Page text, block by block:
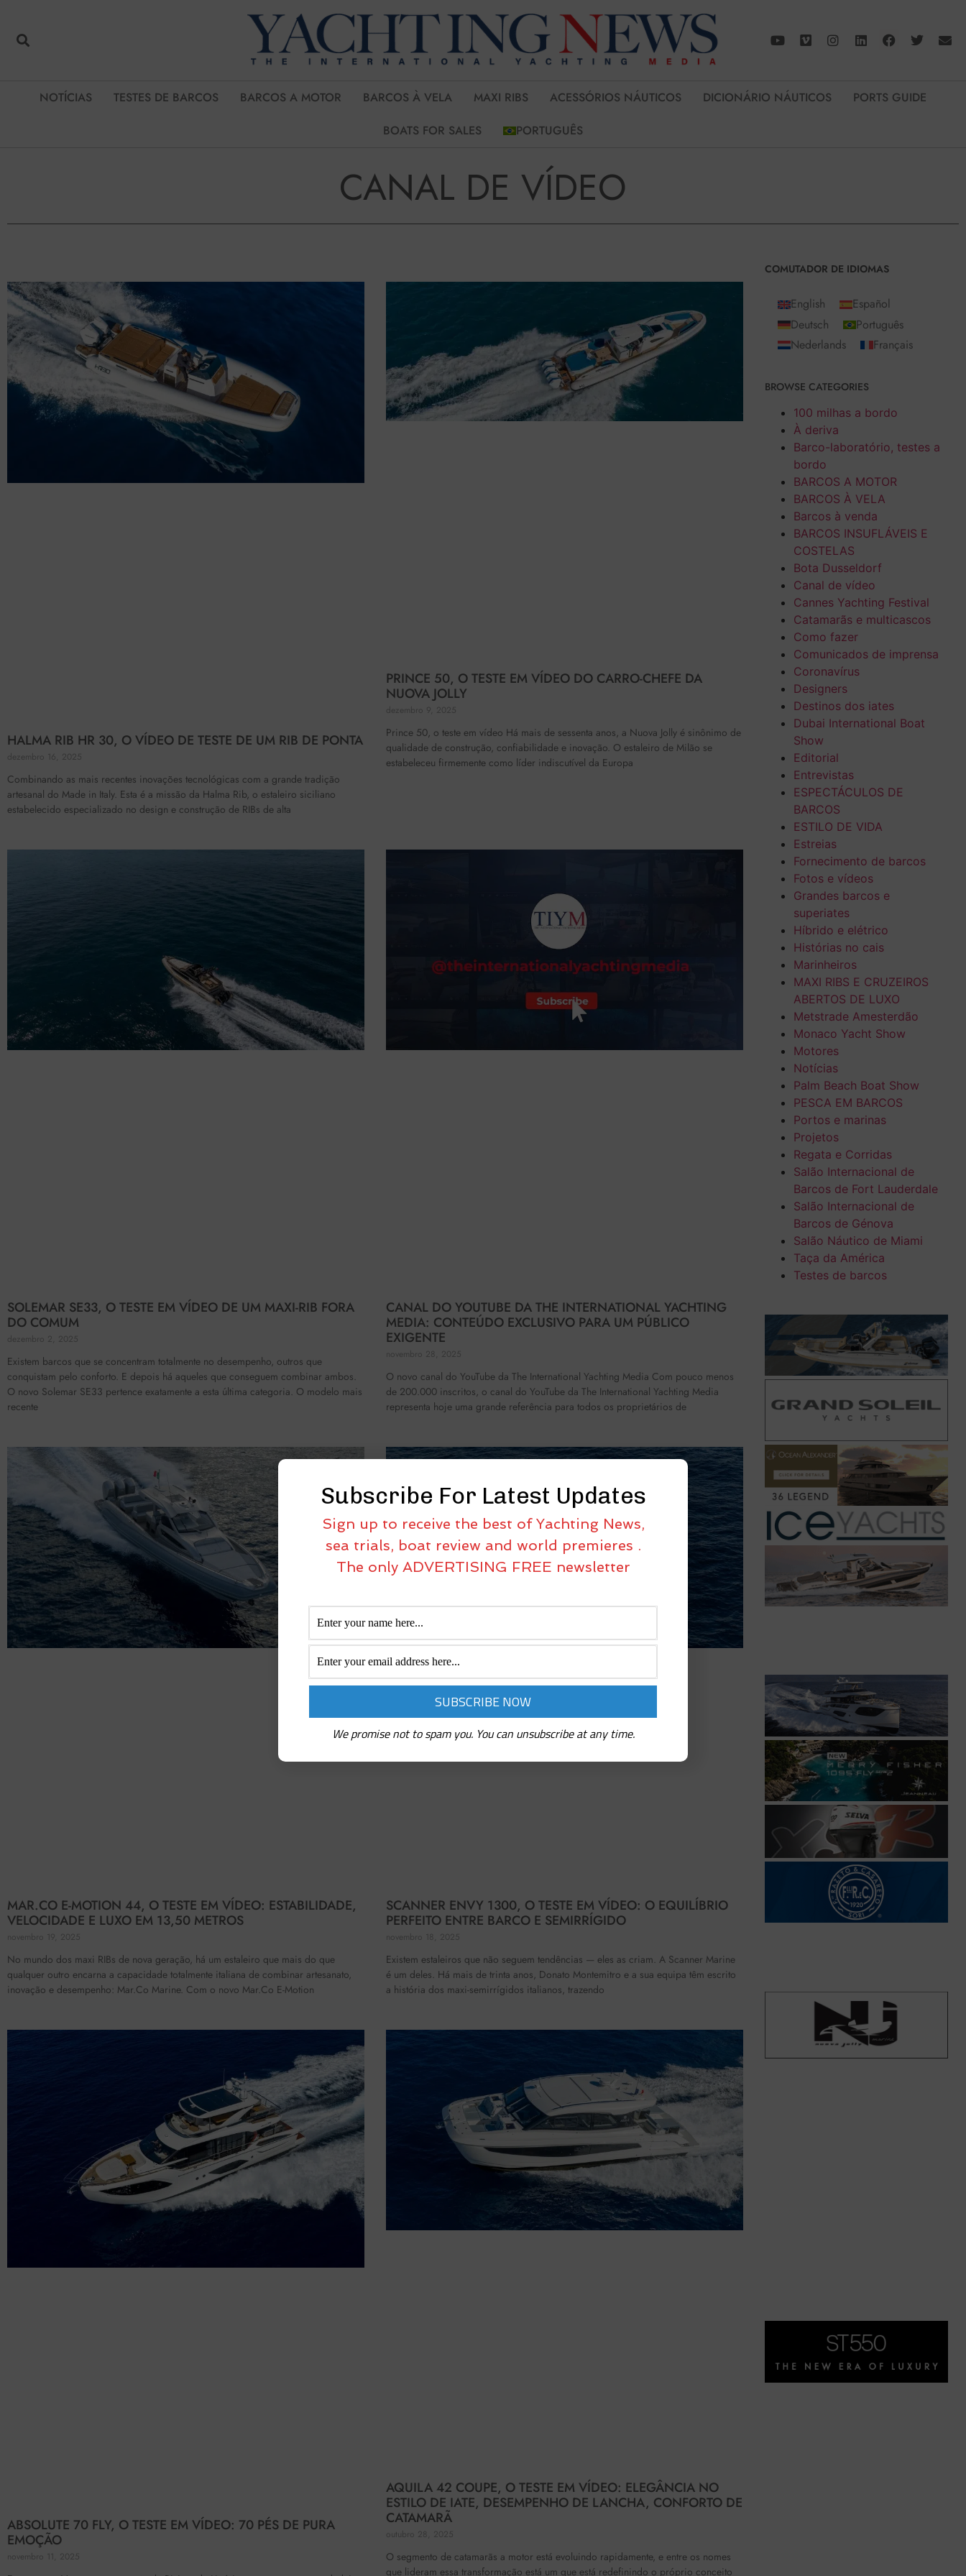
NOTÍCIAS TESTES DE BARCOS BARCOS A MOTOR BARCOS À VELA MAXI RIBS ACESSÓRIOS NÁUTICOS DICIONÁRIO NÁUTICOS
PORTS GUIDE
BOATS FOR SALES
PORTUGUÊS
CANAL DE VÍDEO
HALMA RIB HR 30, O VÍDEO DE TESTE DE UM RIB DE PONTA
dezembro 16, 2025
Combinando as mais recentes inovações tecnológicas com a grande tradição
artesanal do Made in Italy. Esta é a missão da Halma Rib, o estaleiro siciliano
estabelecido especializado no design e construção de RIBs de alta
PRINCE 50, O TESTE EM VÍDEO DO CARRO-CHEFE DA
NUOVA JOLLY
dezembro 9, 2025
Prince 50, o teste em vídeo Há mais de sessenta anos, a Nuova Jolly é sinônimo de
qualidade de construção, confiabilidade e inovação. O estaleiro de Milão se
estabeleceu firmemente como líder indiscutível da Europa
SOLEMAR SE33, O TESTE EM VÍDEO DE UM MAXI-RIB FORA
DO COMUM
dezembro 2, 2025
Existem barcos que se concentram totalmente no desempenho, outros que
conquistam pelo conforto. E depois há aqueles que conseguem combinar ambos.
O novo Solemar SE33 pertence exatamente a esta última categoria. O modelo mais
recente
CANAL DO YOUTUBE DA THE INTERNATIONAL YACHTING
MEDIA: CONTEÚDO EXCLUSIVO PARA UM PÚBLICO
EXIGENTE
novembro 28, 2025
O novo canal do YouTube da The International Yachting Media Com pouco menos
de 200.000 inscritos, o canal do YouTube da The International Yachting Media
representa hoje uma grande referência para todos os proprietários de
MAR.CO E-MOTION 44, O TESTE EM VÍDEO: ESTABILIDADE,
VELOCIDADE E LUXO EM 13,50 METROS
novembro 19, 2025
No mundo dos maxi RIBs de nova geração, há um estaleiro que mais do que
qualquer outro encarna a capacidade totalmente italiana de combinar artesanato,
inovação e desempenho: Mar.Co Marine. Com o novo Mar.Co E-Motion
SCANNER ENVY 1300, O TESTE EM VÍDEO: O EQUILÍBRIO
PERFEITO ENTRE BARCO E SEMIRRÍGIDO
novembro 18, 2025
Existem estaleiros que não seguem tendências — eles as criam. A Scanner Marine
é um deles. Há mais de trinta anos, Donato Montemitro e a sua equipa têm escrito
a história dos maxi-semirrígidos italianos, trazendo
ABSOLUTE 70 FLY, O TESTE EM VÍDEO: 70 PÉS DE PURA
EMOÇÃO
novembro 11, 2025
AQUILA 42 COUPE, O TESTE EM VÍDEO: ELEGÂNCIA NO
ESTILO DE IATE, DESEMPENHO DE LANCHA, CONFORTO DE
CATAMARÃ
outubro 28, 2025
O segmento de catamarãs a motor está evoluindo rapidamente, e entre os nomes
que lideram essa transformação está um que está redefinindo o próprio conceito
COMUTADOR DE IDIOMAS
English
Español
Deutsch
Português
Nederlands
Français
BROWSE CATEGORIES
100 milhas a bordo
À deriva
Barco-laboratório, testes a
bordo
BARCOS A MOTOR
BARCOS À VELA
Barcos à venda
BARCOS INSUFLÁVEIS E
COSTELAS
Bota Dusseldorf
Canal de vídeo
Cannes Yachting Festival
Catamarãs e multicascos
Como fazer
Comunicados de imprensa
Coronavírus
Designers
Destinos dos iates
Dubai International Boat
Show
Editorial
Entrevistas
ESPECTÁCULOS DE
BARCOS
ESTILO DE VIDA
Estreias
Fornecimento de barcos
Fotos e vídeos
Grandes barcos e
superiates
Híbrido e elétrico
Histórias no cais
Marinheiros
MAXI RIBS E CRUZEIROS
ABERTOS DE LUXO
Metstrade Amesterdão
Monaco Yacht Show
Motores
Notícias
Palm Beach Boat Show
PESCA EM BARCOS
Portos e marinas
Projetos
Regata e Corridas
Salão Internacional de
Barcos de Fort Lauderdale
Salão Internacional de
Barcos de Génova
Salão Náutico de Miami
Taça da América
Testes de barcos
Subscribe For Latest Updates
Sign up to receive the best of Yachting News,
sea trials, boat review and world premieres .
The only ADVERTISING FREE newsletter
We promise not to spam you. You can unsubscribe at any time.